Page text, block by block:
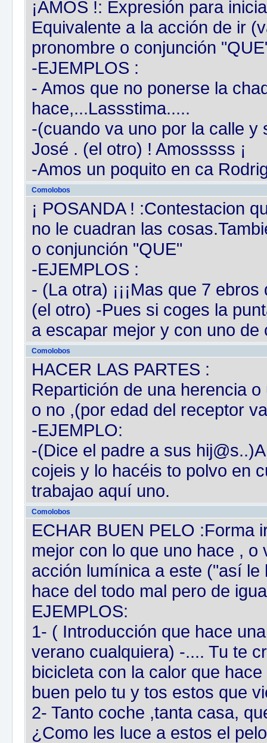
¡AMOS !: Expresión para
Equivalente a la acción de ir
pronombre o conjunción
-EJEMPLOS :
- Amos que no ponerse la
hace,...Lassstima.....
-(cuando va uno por la calle
José . (el otro) ! Amosssss ¡
-Amos un poquito en ca
Comolobos
¡ POSANDA ! :Contestacion
no le cuadran las
o conjunción "QUE"
-EJEMPLOS :
- (La otra) ¡¡¡Mas que 7
(el otro) -Pues si coges la
a escapar mejor y con uno
Comolobos
HACER LAS PARTES :
Repartición de una herencia
o no ,(por edad del receptor
-EJEMPLO:
-(Dice el padre a sus
cojeis y lo hacéis to polvo en
trabajao aquí uno.
Comolobos
ECHAR BUEN PELO :Forma
mejor con lo que uno hace , o
acción lumínica a este ("así
hace del todo mal pero de
EJEMPLOS:
1- ( Introducción que hace
verano cualquiera) -.... Tu te
bicicleta con la calor que
buen pelo tu y tos estos que
2- Tanto coche ,tanta casa,
¿Como les luce a estos el